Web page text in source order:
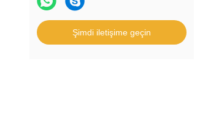
Şimdi iletişime geçin